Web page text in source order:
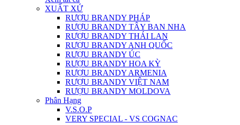
XUẤT XỨ
RƯỢU BRANDY PHÁP
RƯỢU BRANDY TÂY BAN NHA
RƯỢU BRANDY THÁI LAN
RƯỢU BRANDY ANH QUỐC
RƯỢU BRANDY ÚC
RƯỢU BRANDY HOA KỲ
RƯỢU BRANDY ARMENIA
RƯỢU BRANDY VIỆT NAM
RƯỢU BRANDY MOLDOVA
Phân Hạng
V.S.O.P
VERY SPECIAL - VS COGNAC